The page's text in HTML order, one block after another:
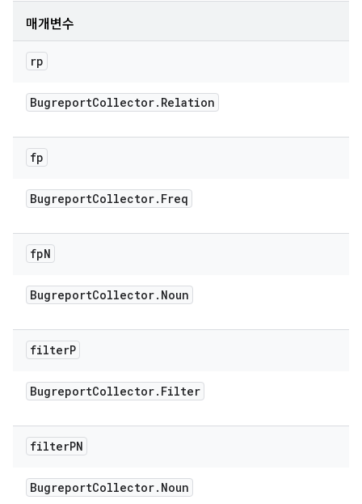
매개변수
rp
BugreportCollector. Relation
fp
BugreportCollector. Freq
fpN
BugreportCollector. Noun
filterP
BugreportCollector. Filter
filterPN
BugreportCollector. Noun